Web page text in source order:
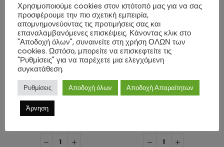
,IP ΤΗΛΈΦΩΝΑ IP ΤΗΛΕΦΩΝΊΑ
Grandstream GSC3574 HD Intercom and Facility Control Station with WiFi-6 and Bluetooth 5.0 – White
,IP ΤΗΛΈΦΩΝΑ,IP ΤΗΛΕΦΩΝΊΑ
Χρησιμοποιούμε cookies στον ιστότοπό μας για να σας
προσφέρουμε την πιο σχετική εμπειρία,
απομνημονεύοντας τις προτιμήσεις σας και
επαναλαμβανόμενες επισκέψεις. Κάνοντας κλικ στο
"Αποδοχή όλων", συναινείτε στη χρήση ΟΛΩΝ των
cookies. Ωστόσο, μπορείτε να επισκεφτείτε τις
"Ρυθμίσεις" για να παρέχετε μια ελεγχόμενη
συγκατάθεση.
Ρυθμίσεις Αποδοχή όλων Αποδοχή Απαραίτητων
Άρνηση